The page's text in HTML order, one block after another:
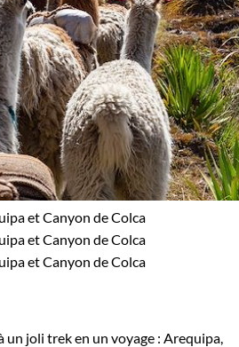
un joli trek en un voyage : Arequipa,